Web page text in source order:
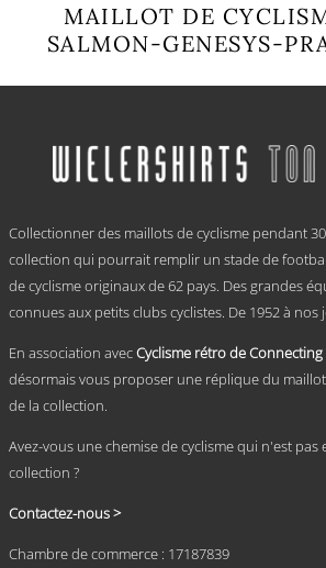
MAILLOT DE
SALMON-GENESYS-
variations.
Les
être
choisies
la
page
produit
Collectionner des maillots de cyclisme pendant
collection qui pourrait remplir un stade de
de cyclisme originaux de 62 pays. Des grandes
connues aux petits clubs cyclistes. De 1952 à nos
En association avecCyclisme rétro de
désormais vous proposer une réplique du
de la collection.
Avez-vous une chemise de cyclisme qui n'est pas
collection ?
Contactez-nous >
Chambre de commerce : 17187839